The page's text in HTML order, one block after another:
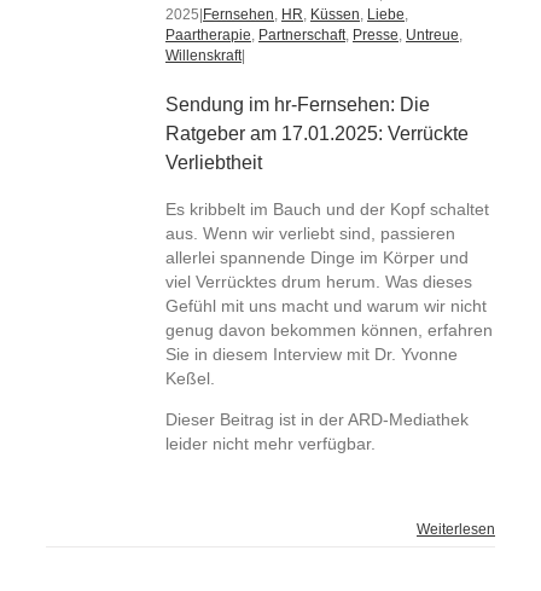
2025 Fernsehen, HR, Küssen, Liebe,
Paartherapie, Partnerschaft, Presse, Untreue,
Willenskraft|
Sendung im hr-Fernsehen: Die
Ratgeber am 17.01.2025: Verrückte
Verliebtheit
Es kribbelt im Bauch und der Kopf schaltet
aus. Wenn wir verliebt sind, passieren
allerlei spannende Dinge im Körper und
viel Verrücktes drum herum. Was dieses
Gefühl mit uns macht und warum wir nicht
genug davon bekommen können, erfahren
Sie in diesem Interview mit Dr. Yvonne
Keßel.
Dieser Beitrag ist in der ARD-Mediathek
leider nicht mehr verfügbar.
Weiterlesen